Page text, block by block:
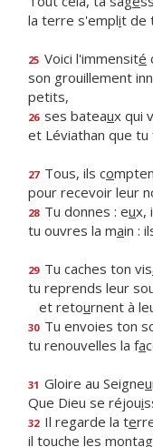
la terre s'emplit de
25 Voici l'immensité
son grouillement
petits,
26 ses bateaux qui
et Léviathan que tu
27 Tous, ils co
pour recevoir leur
28 Tu donnes : eux,
tu ouvres la main :
29 Tu caches ton vis
tu reprends leur
et retournent à
30 Tu envoies ton
tu renouvelles la fa
31 Gloire au Seigneu
Que Dieu se réjoui
32 Il regarde la te
il touche les monta